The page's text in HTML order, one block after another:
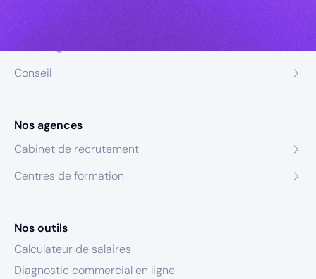
Conseil
Nos agences
Cabinet de recrutement
Centres de formation
Nos outils
Calculateur de salaires
Diagnostic commercial en ligne